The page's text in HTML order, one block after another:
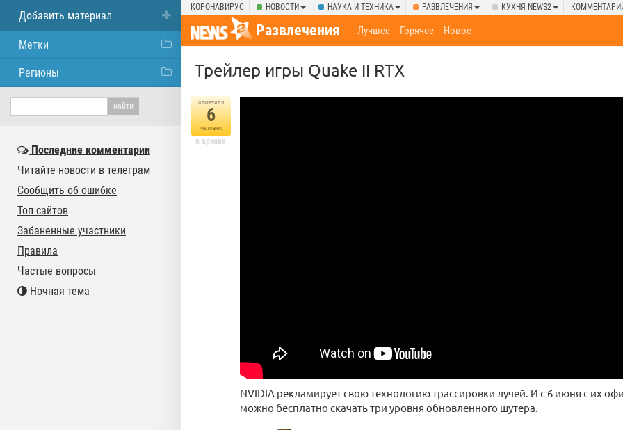
КОРОНАВИРУС НОВОСТИ НАУКА И ТЕХНИКА РАЗВЛЕЧЕНИЯ КУХНЯ NEWS2
Развлечения Лучшее Горячее Новое
Трейлер игры Quake II RTX
отметили
6
человек
в архиве
NVIDIA рекламирует свою технологию трассировки лучей. И с 6 июня с их
можно бесплатно скачать три уровня обновленного шутера.
Добавить материал
Метки
Регионы
Последние комментарии
Читайте новости в телеграм
Сообщить об ошибке
Топ сайтов
Забаненные участники
Правила
Частые вопросы
Ночная тема